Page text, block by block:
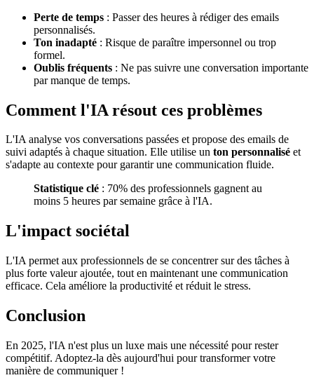
Perte de temps : Passer des heures à rédiger des emails
personnalisés.
Ton inadapté : Risque de paraître impersonnel ou trop
formel.
Oublis fréquents : Ne pas suivre une conversation importante
par manque de temps.
Comment l'IA résout ces problèmes
L'IA analyse vos conversations passées et propose des emails de
suivi adaptés à chaque situation. Elle utilise un ton personnalisé et
s'adapte au contexte pour garantir une communication fluide.
Statistique clé : 70% des professionnels gagnent au
moins 5 heures par semaine grâce à l'IA.
L'impact sociétal
L'IA permet aux professionnels de se concentrer sur des tâches à
plus forte valeur ajoutée, tout en maintenant une communication
efficace. Cela améliore la productivité et réduit le stress.
Conclusion
En 2025, l'IA n'est plus un luxe mais une nécessité pour rester
compétitif. Adoptez-la dès aujourd'hui pour transformer votre
manière de communiquer !